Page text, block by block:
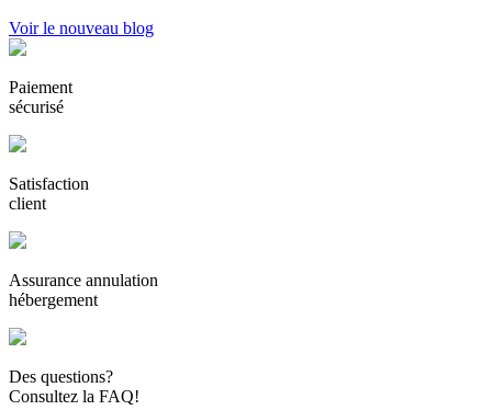
Voir le nouveau blog
Paiement
sécurisé
Satisfaction
client
Assurance annulation
hébergement
Des questions?
Consultez la FAQ!